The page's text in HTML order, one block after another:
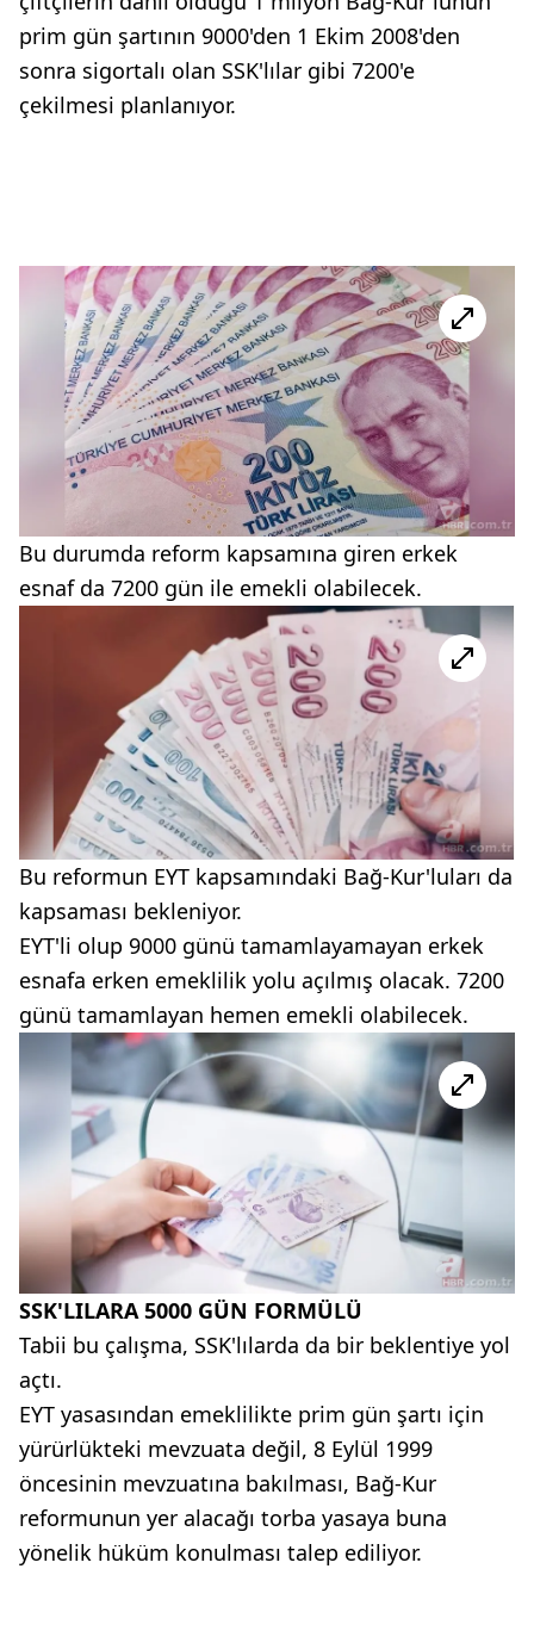
prim gün şartının 9000'den 1 Ekim 2008'den
sonra sigortalı olan SSK'lılar gibi 7200'e
çekilmesi planlanıyor.
Bu durumda reform kapsamına giren erkek
esnaf da 7200 gün ile emekli olabilecek.
Bu reformun EYT kapsamındaki Bağ-Kur'luları da
kapsaması bekleniyor.
EYT'li olup 9000 günü tamamlayamayan erkek
esnafa erken emeklilik yolu açılmış olacak. 7200
günü tamamlayan hemen emekli olabilecek.
SSK'LILARA 5000 GÜN FORMÜLÜ
Tabii bu çalışma, SSK'lılarda da bir beklentiye yol
açtı.
EYT yasasından emeklilikte prim gün şartı için
yürürlükteki mevzuata değil, 8 Eylül 1999
öncesinin mevzuatına bakılması, Bağ-Kur
reformunun yer alacağı torba yasaya buna
yönelik hüküm konulması talep ediliyor.